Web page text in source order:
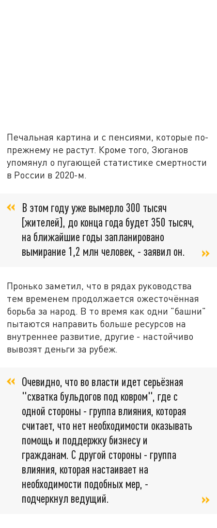
Печальная картина и с пенсиями, которые по-
прежнему не растут. Кроме того, Зюганов
упомянул о пугающей статистике смертности
в России в 2020-м.
В этом году уже вымерло 300 тысяч
[жителей], до конца года будет 350 тысяч,
на ближайшие годы запланировано
вымирание 1,2 млн человек, - заявил он.
Пронько заметил, что в рядах руководства
тем временем продолжается ожесточённая
борьба за народ. В то время как одни "башни"
пытаются направить больше ресурсов на
внутреннее развитие, другие - настойчиво
вывозят деньги за рубеж.
Очевидно, что во власти идет серьёзная
"схватка бульдогов под ковром", где с
одной стороны - группа влияния, которая
считает, что нет необходимости оказывать
помощь и поддержку бизнесу и
гражданам. С другой стороны - группа
влияния, которая настаивает на
необходимости подобных мер, -
подчеркнул ведущий.